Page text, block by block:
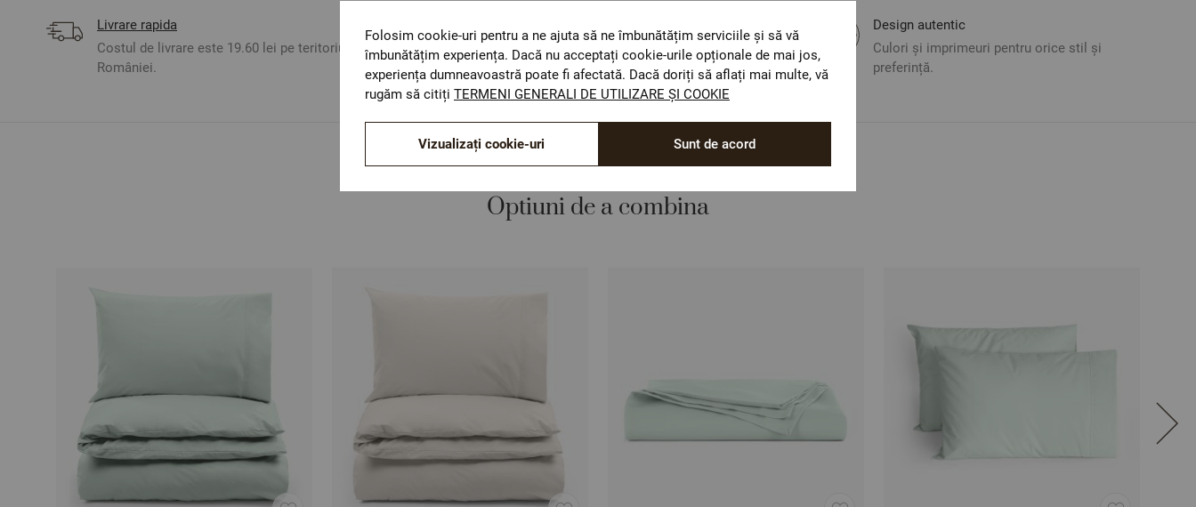
Livrare rapida
Costul de livrare este 19.60 lei pe teritoriul
României.
Materiale textile care sunt sigure pentru sănătatea
dumneavoastră.
Design autentic
Culori și imprimeuri pentru orice stil și
preferință.
Optiuni de a combina
Folosim cookie-uri pentru a ne ajuta să ne îmbunătățim serviciile și să vă
îmbunătățim experiența. Dacă nu acceptați cookie-urile opționale de mai jos,
experiența dumneavoastră poate fi afectată. Dacă doriți să aflați mai multe, vă
rugăm să citiți TERMENI GENERALI DE UTILIZARE ȘI COOKIE
Sunt de acord
Vizualizați cookie-uri